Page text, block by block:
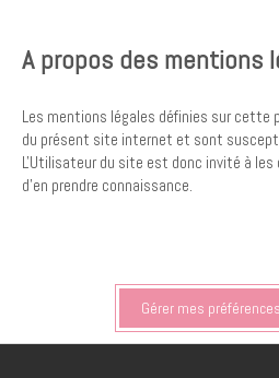
A propos des mentions
Les mentions légales définies sur cette
du présent site internet et sont
L'Utilisateur du site est donc invité à
d'en prendre connaissance.
Gérer mes